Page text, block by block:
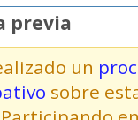
previa
un
sobre